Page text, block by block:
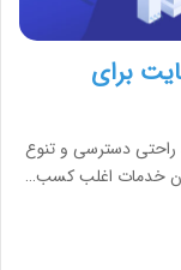
برای
راحتی دسترسی و تنوع
خدمات اغلب کسب…